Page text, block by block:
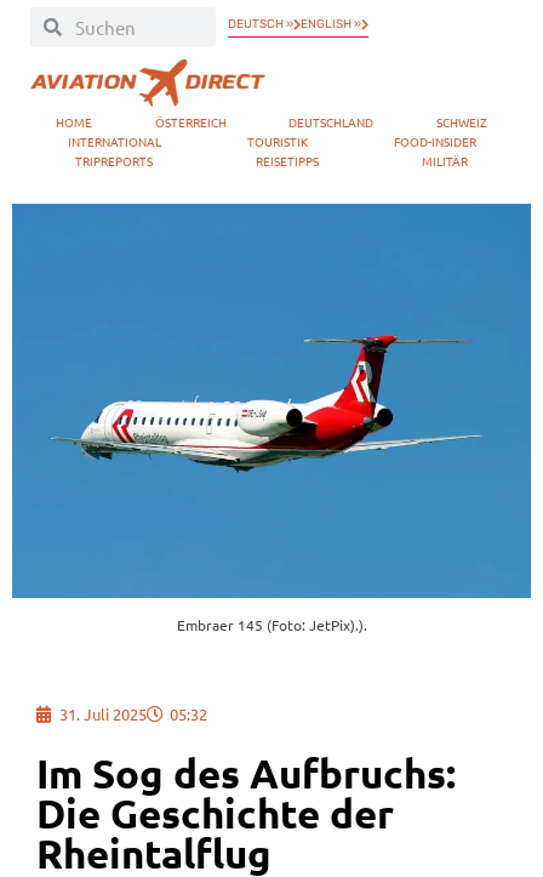
DEUTSCH » ENGLISH »
HOME ÖSTERREICH DEUTSCHLAND
SCHWEIZ
INTERNATIONAL
TOURISTIK
FOOD-INSIDER
TRIPREPORTS
REISETIPPS MILITÄR
Embraer 145 (Foto: JetPix).).
31. Juli 2025 05:32
Im Sog des Aufbruchs:
Die Geschichte der
Rheintalflug